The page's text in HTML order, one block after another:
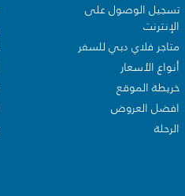
تسجيل الوصول على
الإنترنت
متاجر فلاي دبي للسفر
أنواع الأسعار
خريطة الموقع
افضل العروض
الرحلة